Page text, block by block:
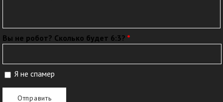
Вы не робот? Сколько будет 6:3? *
Я не спамер
Я спамер